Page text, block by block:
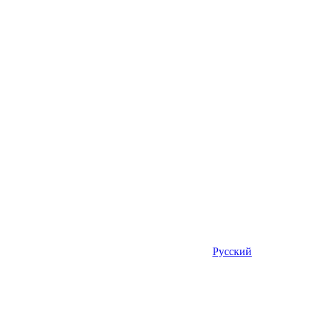
Русский